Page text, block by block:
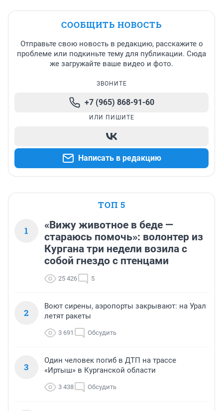
СООБЩИТЬ НОВОСТЬ
Отправьте свою новость в редакцию, расскажите о
проблеме или подкиньте тему для публикации. Сюда
же загружайте ваше видео и фото.
ЗВОНИТЕ
+7 (965) 868-91-60
ИЛИ ПИШИТЕ
Написать в редакцию
ТОП 5
1
«Вижу животное в беде —
стараюсь помочь»: волонтер из
Кургана три недели возила с
собой гнездо с птенцами
25 426 5
2
Воют сирены, аэропорты закрывают: на Урал
летят ракеты
3 691 Обсудить
3
Один человек погиб в ДТП на трассе
«Иртыш» в Курганской области
3 438 Обсудить